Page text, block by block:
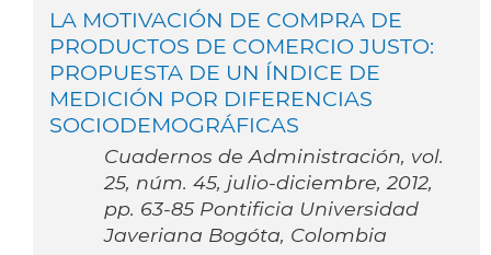
LA MOTIVACIÓN DE COMPRA DE
PRODUCTOS DE COMERCIO JUSTO:
PROPUESTA DE UN ÍNDICE DE
MEDICIÓN POR DIFERENCIAS
SOCIODEMOGRÁFICAS
Cuadernos de Administración, vol.
25, núm. 45, julio-diciembre, 2012,
pp. 63-85 Pontificia Universidad
Javeriana Bogóta, Colombia